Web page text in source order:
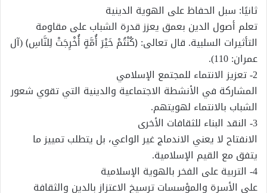
ثانيًا: سبل الحفاظ على الهوية الدينية
تعلم أصول الدين بعمق يعزز قدرة الشباب على مقاومة
التأثيرات السلبية. قال تعالى: ﴿كُنْتُمْ خَيْرَ أُمَّةٍ أُخْرِجَتْ لِلنَّاسِ﴾ (آل
عمران: 110).
2- تعزيز الانتماء للمجتمع الإسلامي
المشاركة في الأنشطة الاجتماعية والدينية التي تقوي شعور
الشباب بالانتماء لهويتهم.
3- النقد البناء للثقافات الأخرى
الانفتاح لا يعني الاندماج غير الواعي، بل يتطلب تمييز ما
يتفق مع القيم الإسلامية.
4- التربية على الفخر بالهوية الإسلامية
على الأسرة والمؤسسات ترسيخ الاعتزاز بالدين والثقافة